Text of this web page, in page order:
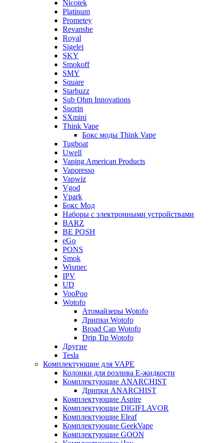
Nicotek
Platinum
Prometey
Revanshe
Royal
Sigelei
SKY
Smokoff
SMY
Square
Starbuzz
Sub Ohm Innovations
Suorin
SXmini
Think Vape
Бокс моды Think Vape
Tugboat
Uwell
Vaping American Products
Vaporesso
Vapwiz
Vgod
Vpark
Бокс Мод
Наборы с электронными устройствами
BARZ
BE POSH
eGo
PONS
Smok
Wismec
IPV
UD
VooPoo
Wotofo
Атомайзеры Wotofo
Дрипки Wotofo
Broad Cap Wotofo
Drip Tip Wotofo
Другие
Tesla
Комплектующие для VAPE
Колонки для розлива Е-жидкости
Комплектующие ANARCHIST
Дрипки ANARCHIST
Комплектующие Aspire
Комплектующие DIGIFLAVOR
Комплектующие Eleaf
Комплектующие GeekVape
Комплектующие GOON